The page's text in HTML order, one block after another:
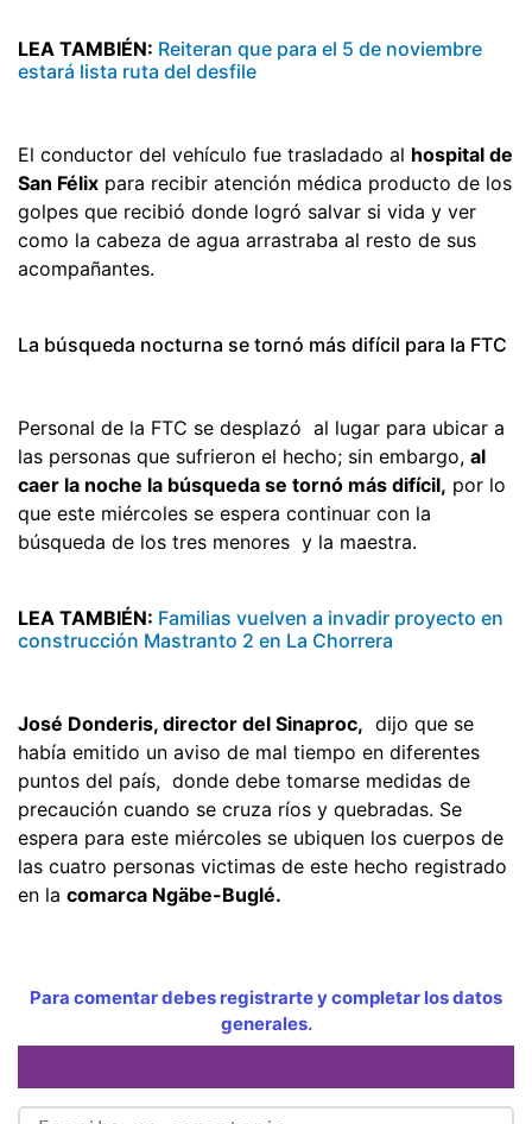
LEA TAMBIÉN: Reiteran que para el 5 de noviembre
estará lista ruta del desfile
El conductor del vehículo fue trasladado al hospital de
San Félix para recibir atención médica producto de los
golpes que recibió donde logró salvar si vida y ver
como la cabeza de agua arrastraba al resto de sus
acompañantes.
La búsqueda nocturna se tornó más difícil para la FTC
Personal de la FTC se desplazó al lugar para ubicar a
las personas que sufrieron el hecho; sin embargo, al
caer la noche la búsqueda se tornó más difícil, por lo
que este miércoles se espera continuar con la
búsqueda de los tres menores y la maestra.
LEA TAMBIÉN: Familias vuelven a invadir proyecto en
construcción Mastranto 2 en La Chorrera
José Donderis, director del Sinaproc, dijo que se
había emitido un aviso de mal tiempo en diferentes
puntos del país, donde debe tomarse medidas de
precaución cuando se cruza ríos y quebradas. Se
espera para este miércoles se ubiquen los cuerpos de
las cuatro personas victimas de este hecho registrado
en la comarca Ngäbe-Buglé.
Para comentar debes registrarte y completar los datos
generales.